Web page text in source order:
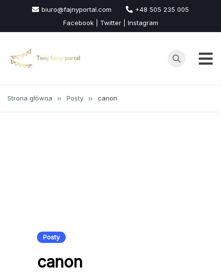
treści
biuro@fajnyportal.com
+48 505 235 005
Facebook | Twitter | Instagram
Strona główna Posty canon
Posty
canon